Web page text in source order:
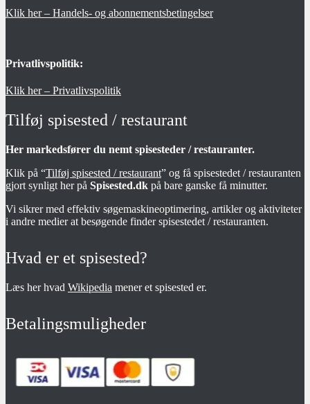
Klik her – Handels- og abonnementsbetingelser
Privatlivspolitik:
Klik her – Privatlivspolitik
Tilføj spisested / restaurant
Her markedsfører du nemt spisesteder / restauranter.
Klik på “Tilføj spisested / restaurant” og få spisestedet / restauranten
gjort synligt her på Spisested.dk på bare ganske få minutter.
Vi sikrer med effektiv søgemaskineoptimering, artikler og aktiviteter
i andre medier at besøgende finder spisestedet / restauranten.
Hvad er et spisested?
Læs her hvad Wikipedia mener et spisested er.
Betalingsmuligheder